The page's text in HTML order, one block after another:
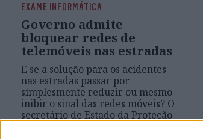
EXAME INFORMÁTICA
Governo admite
bloquear redes de
telemóveis nas estradas
E se a solução para os acidentes
nas estradas passar por
simplesmente reduzir ou mesmo
inibir o sinal das redes móveis? O
secretário de Estado da Proteção